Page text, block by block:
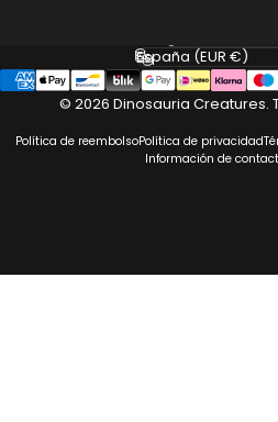
© 2026 Dinosauria Creatures.
Política de reembolsoPolítica de privacidad
Información de
Idioma
País/región